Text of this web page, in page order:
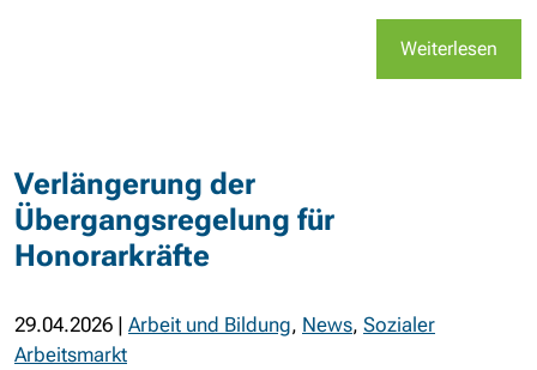
Weiterlesen
Verlängerung der
Übergangsregelung für
Honorarkräfte
29.04.2026 | Arbeit und Bildung, News, Sozialer
Arbeitsmarkt